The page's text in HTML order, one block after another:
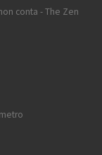
conta - The Zen